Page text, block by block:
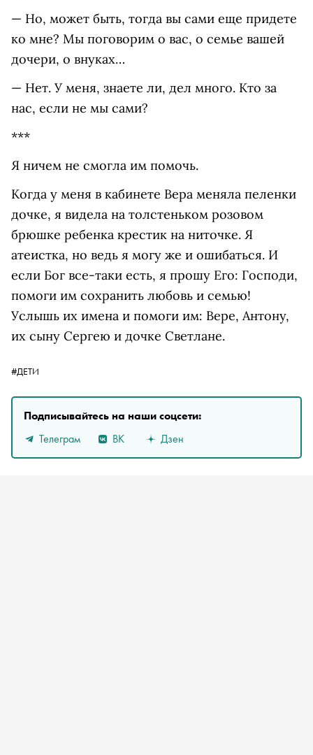
— Но, может быть, тогда вы сами еще придете
ко мне? Мы поговорим о вас, о семье вашей
дочери, о внуках…
— Нет. У меня, знаете ли, дел много. Кто за
нас, если не мы сами?
***
Я ничем не смогла им помочь.
Когда у меня в кабинете Вера меняла пеленки
дочке, я видела на толстеньком розовом
брюшке ребенка крестик на ниточке. Я
атеистка, но ведь я могу же и ошибаться. И
если Бог все-таки есть, я прошу Его: Господи,
помоги им сохранить любовь и семью!
Услышь их имена и помоги им: Вере, Антону,
их сыну Сергею и дочке Светлане.
#ДЕТИ
Подписывайтесь на наши соцсети:
Телеграм
ВК Дзен